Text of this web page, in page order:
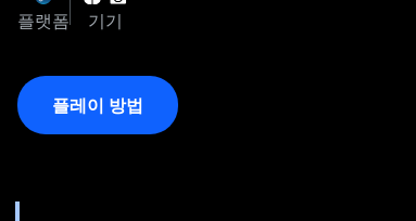
플랫폼 기기
플레이 방법